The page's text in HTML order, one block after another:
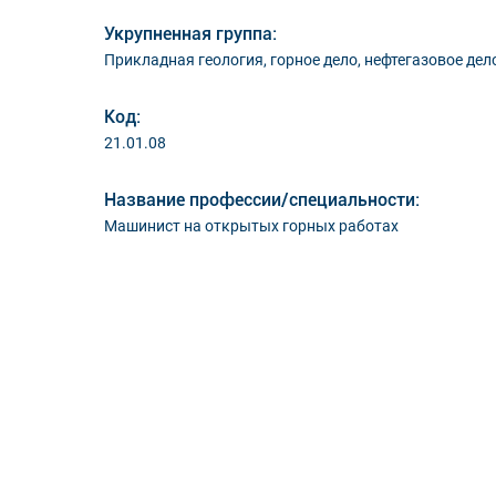
Укрупненная группа:
Прикладная геология, горное дело, нефтегазовое
Код:
21.01.08
Название профессии/специальности:
Машинист на открытых горных работах